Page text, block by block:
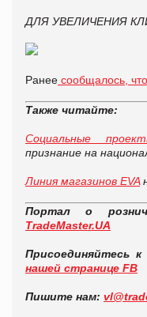
ДЛЯ УВЕЛИЧЕНИЯ
Ранее сообщалось,
Также читайте:
Социальные
признание на
Линия магазинов EVA
Портал о
TradeMaster.UA
Присоединяйтесь
нашей странице FB
Пишите нам: